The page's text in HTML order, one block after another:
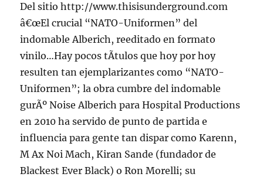
Del sitio http://www.thisisunderground.com
â€œEl crucial “NATO-Uniformen” del
indomable Alberich, reeditado en formato
vinilo…Hay pocos tÃ­tulos que hoy por hoy
resulten tan ejemplarizantes como “NATO-
Uniformen”; la obra cumbre del indomable
gurÃº Noise Alberich para Hospital Productions
en 2010 ha servido de punto de partida e
influencia para gente tan dispar como Karenn,
M Ax Noi Mach, Kiran Sande (fundador de
Blackest Ever Black) o Ron Morelli; su